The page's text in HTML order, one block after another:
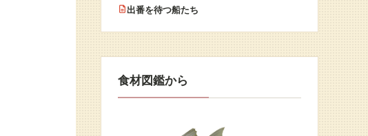
出番を待つ船たち
食材図鑑から